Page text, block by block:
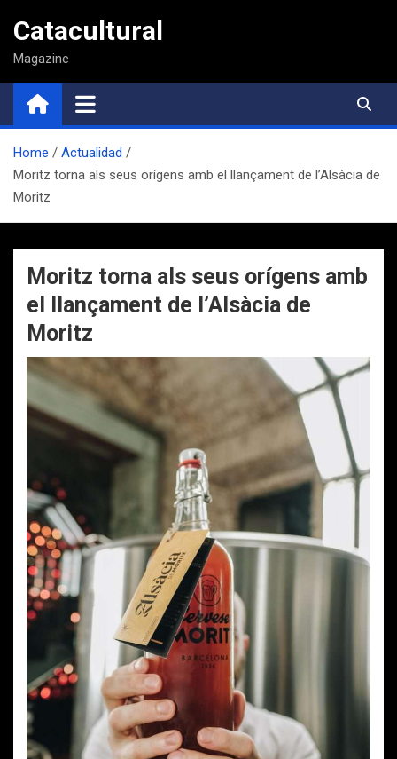
contenido
Catacultural
Magazine
Home
Actualidad
Moritz torna als seus orígens amb el llançament de l’Alsàcia de
Moritz
Moritz torna als seus orígens amb
el llançament de l’Alsàcia de
Moritz